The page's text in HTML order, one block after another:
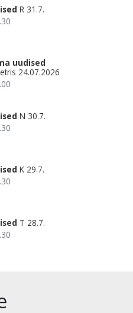
R 31.7.
uudised
24.07.2026
N 30.7.
K 29.7.
T 28.7.